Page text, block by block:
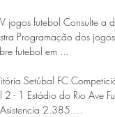
futebol Consulte a
Programação dos
futebol em ...
Setúbal FC
- 1 Estádio do Rio Ave
Asistencia 2.385 …